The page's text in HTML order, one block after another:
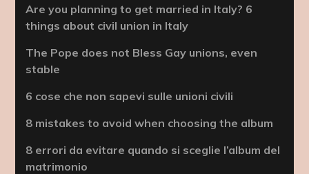
Are you planning to get married in Italy? 6
things about civil union in Italy
The Pope does not Bless Gay unions, even
stable
6 cose che non sapevi sulle unioni civili
8 mistakes to avoid when choosing the album
8 errori da evitare quando si sceglie l’album del
matrimonio